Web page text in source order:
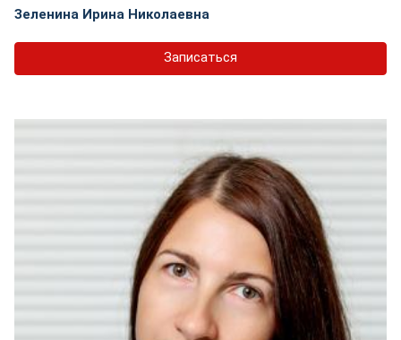
Зеленина Ирина Николаевна
Записаться